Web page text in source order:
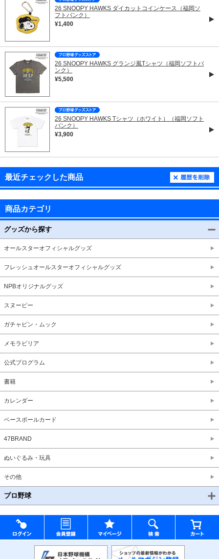
26 SNOOPY HAWKS ダイカットコインケース（福岡ソ
フトバンク）
¥1,400
26 SNOOPY HAWKS グランジ風Tシャツ（福岡ソフトバ
ンク）
¥5,500
26 SNOOPY HAWKS Tシャツ（ホワイト）（福岡ソフト
バンク）
¥3,900
最近チェックした商品
商品カテゴリ
グッズから探す
オールスターオフィシャルグッズ
フレッシュオールスターオフィシャルグッズ
NPBオリジナルグッズ
スヌーピー
ガチャピン・ムック
メモラビリア
公式プログラム
書籍
カレンダー
ベースボールカード
47BRAND
ぬいぐるみ・玩具
その他
プロ野球